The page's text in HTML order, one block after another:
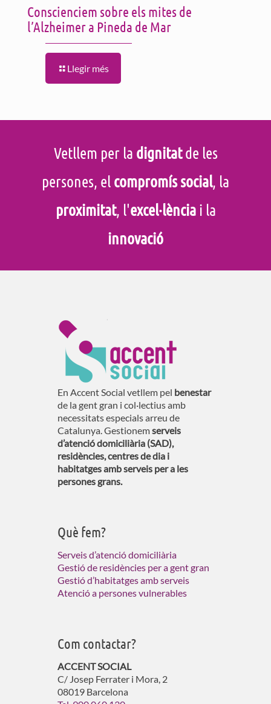
Conscienciem sobre els mites de
l’Alzheimer a Pineda de Mar
Llegir més
Vetllem per la dignitatde les
persones, el compromís social, la
proximitat, l'excel·lènciai la
innovació
En Accent Social vetllem pel benestar
de la gent gran i col·lectius amb
necessitats especials arreu de
Catalunya. Gestionemserveis
d’atenció domiciliària (SAD),
residències, centres de dia i
habitatges amb serveis per a les
persones grans.
Què fem?
Serveis d’atenció domiciliària
Gestió de residències per a gent gran
Gestió d’habitatges amb serveis
Atenció a persones vulnerables
Com contactar?
ACCENT SOCIAL
C/ Josep Ferrater i Mora, 2
08019 Barcelona